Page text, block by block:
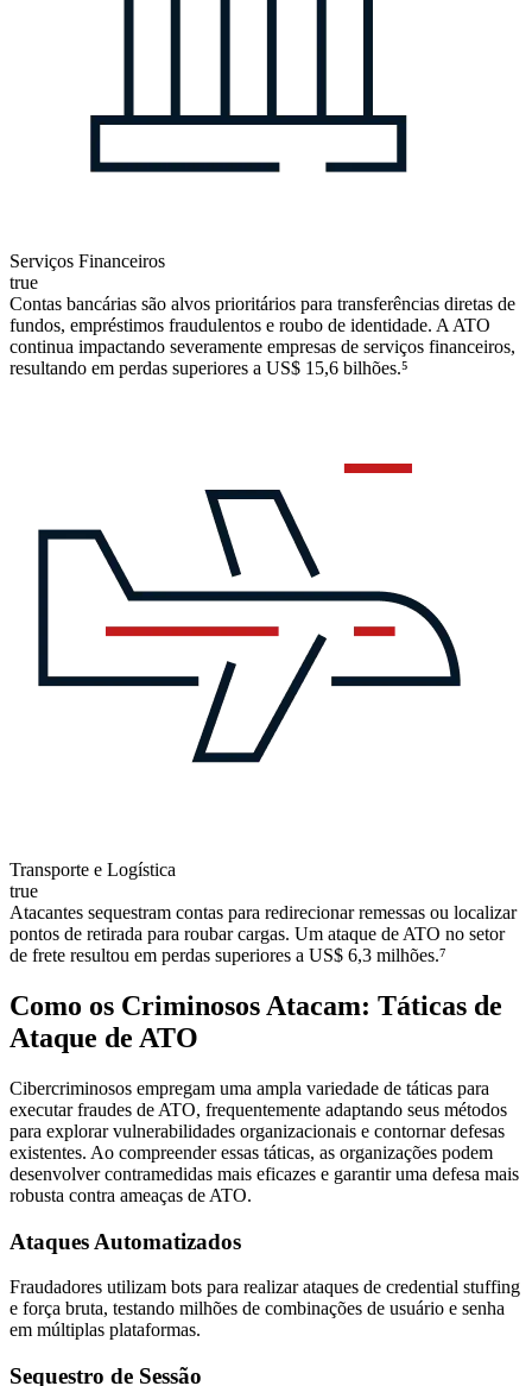
Serviços Financeiros
true
Contas bancárias são alvos prioritários para transferências diretas de
fundos, empréstimos fraudulentos e roubo de identidade. A ATO
continua impactando severamente empresas de serviços financeiros,
resultando em perdas superiores a US$ 15,6 bilhões.⁵
Transporte e Logística
true
Atacantes sequestram contas para redirecionar remessas ou localizar
pontos de retirada para roubar cargas. Um ataque de ATO no setor
de frete resultou em perdas superiores a US$ 6,3 milhões.⁷
Como os Criminosos Atacam: Táticas de
Ataque de ATO
Cibercriminosos empregam uma ampla variedade de táticas para
executar fraudes de ATO, frequentemente adaptando seus métodos
para explorar vulnerabilidades organizacionais e contornar defesas
existentes. Ao compreender essas táticas, as organizações podem
desenvolver contramedidas mais eficazes e garantir uma defesa mais
robusta contra ameaças de ATO.
Ataques Automatizados
Fraudadores utilizam bots para realizar ataques de credential stuffing
e força bruta, testando milhões de combinações de usuário e senha
em múltiplas plataformas.
Sequestro de Sessão